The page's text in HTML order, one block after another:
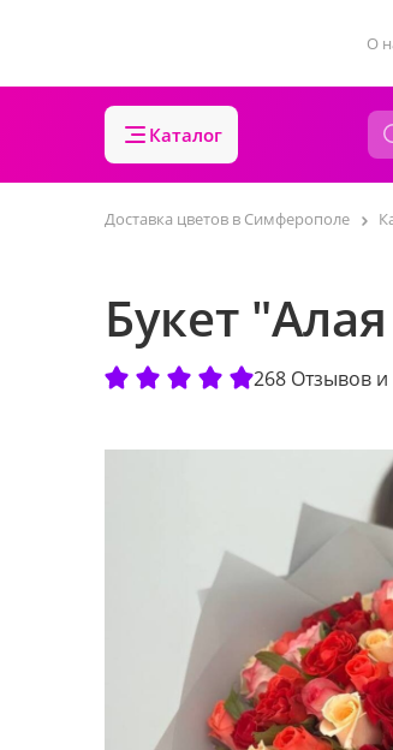
О
Каталог
Доставка цветов в Симферополе
Букет
268 Отзывов